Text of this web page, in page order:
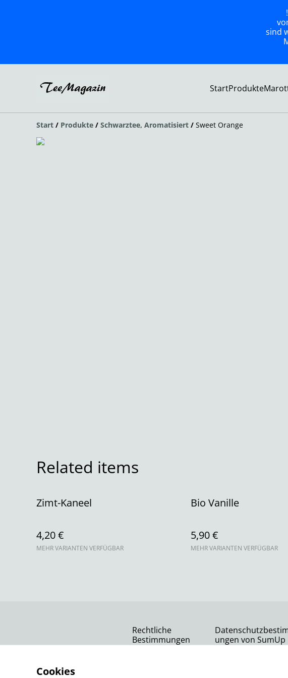
sind
StartProdukte
Start / Produkte / Schwarztee, Aromatisiert / Sweet Orange
Related items
Zimt-Kaneel
4,20 €
MEHR VARIANTEN VERFÜGBAR
Bio Vanille
5,90 €
MEHR VARIANTEN VERFÜGBAR
Rechtliche
Bestimmungen
ungen von SumUp
Cookies